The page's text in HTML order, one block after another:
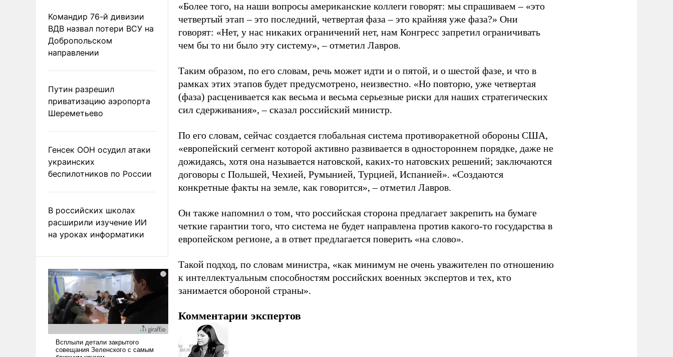
Командир 76-й дивизии
ВДВ назвал потери ВСУ на
Добропольском
направлении
Путин разрешил
приватизацию аэропорта
Шереметьево
Генсек ООН осудил атаки
украинских
беспилотников по России
В российских школах
расширили изучение ИИ
на уроках информатики
«Более того, на наши вопросы американские коллеги говорят: мы спрашиваем – «это
четвертый этап – это последний, четвертая фаза – это крайняя уже фаза?» Они
говорят: «Нет, у нас никаких ограничений нет, нам Конгресс запретил ограничивать
чем бы то ни было эту систему», – отметил Лавров.
Таким образом, по его словам, речь может идти и о пятой, и о шестой фазе, и что в
рамках этих этапов будет предусмотрено, неизвестно. «Но повторю, уже четвертая
(фаза) расценивается как весьма и весьма серьезные риски для наших стратегических
сил сдерживания», – сказал российский министр.
По его словам, сейчас создается глобальная система противоракетной обороны США,
«европейский сегмент которой активно развивается в одностороннем порядке, даже не
дожидаясь, хотя она называется натовской, каких-то натовских решений; заключаются
договоры с Польшей, Чехией, Румынией, Турцией, Испанией». «Создаются
конкретные факты на земле, как говорится», – отметил Лавров.
Он также напомнил о том, что российская сторона предлагает закрепить на бумаге
четкие гарантии того, что система не будет направлена против какого-то государства в
европейском регионе, а в ответ предлагается поверить «на слово».
Такой подход, по словам министра, «как минимум не очень уважителен по отношению
к интеллектуальным способностям российских военных экспертов и тех, кто
занимается обороной страны».
Комментарии экспертов